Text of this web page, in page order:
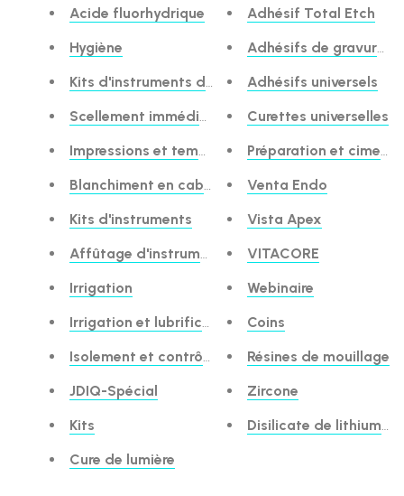
Acide fluorhydrique
Hygiène
Kits d'instruments d'hygiène
Scellement immédiat de la dentine
Impressions et temporisation
Blanchiment en cabinet
Kits d'instruments
Affûtage d'instruments
Irrigation
Irrigation et lubrification
Isolement et contrôle des infections
JDIQ-Spécial
Kits
Cure de lumière
Adhésif Total Etch
Adhésifs de gravure
Adhésifs universels
Curettes universelles
Préparation et
Venta Endo
Vista Apex
VITACORE
Webinaire
Coins
Résines de mouillage
Zircone
Disilicate de lithium